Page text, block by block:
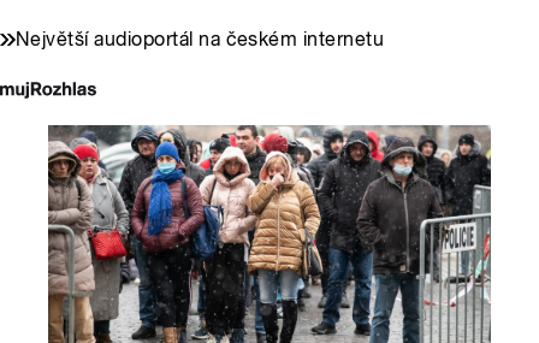
Největší audioportál na českém internetu